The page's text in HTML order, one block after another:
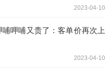
2023-04-10
呷哺又贵了：客单价再次上
2023-04-10